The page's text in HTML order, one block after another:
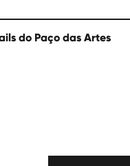
do Paço das Artes